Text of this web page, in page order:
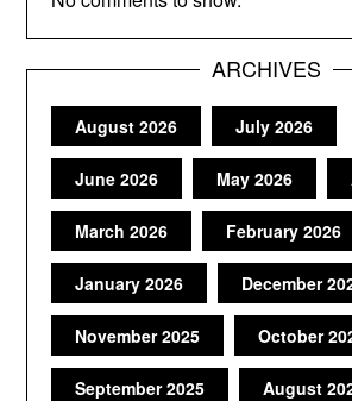
ARCHIVES
August 2026 July 2026
June 2026 May 2026
March 2026 February 2026
January 2026 December
November 2025 October
September 2025 August